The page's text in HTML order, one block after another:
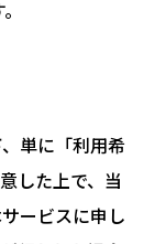
単に「利⽤希
した上で、当
ービスに申し